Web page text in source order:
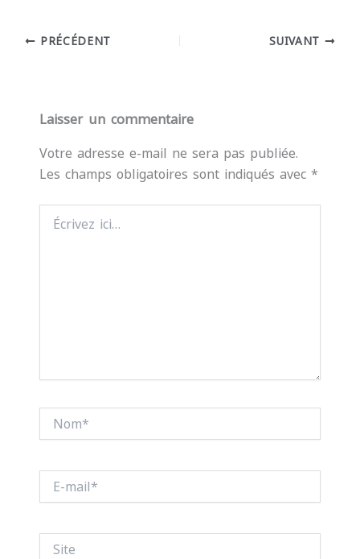
PRÉCÉDENT SUIVANT
Laisser un commentaire
Votre adresse e-mail ne sera pas publiée.
Les champs obligatoires sont indiqués avec *
ici…
mail*